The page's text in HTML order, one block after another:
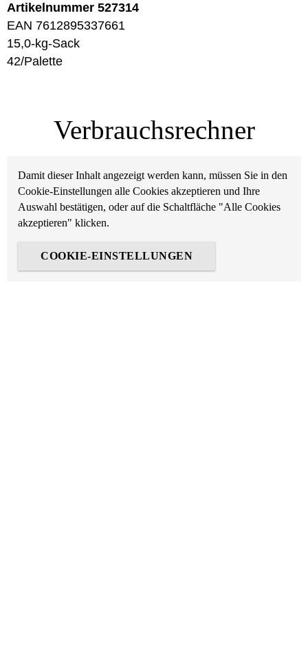
Artikelnummer 527314
EAN 7612895337661
15,0-kg-Sack
42/Palette
Verbrauchsrechner
Damit dieser Inhalt angezeigt werden kann, müssen Sie in den
Cookie-Einstellungen alle Cookies akzeptieren und Ihre
Auswahl bestätigen, oder auf die Schaltfläche "Alle Cookies
akzeptieren" klicken.
COOKIE-EINSTELLUNGEN